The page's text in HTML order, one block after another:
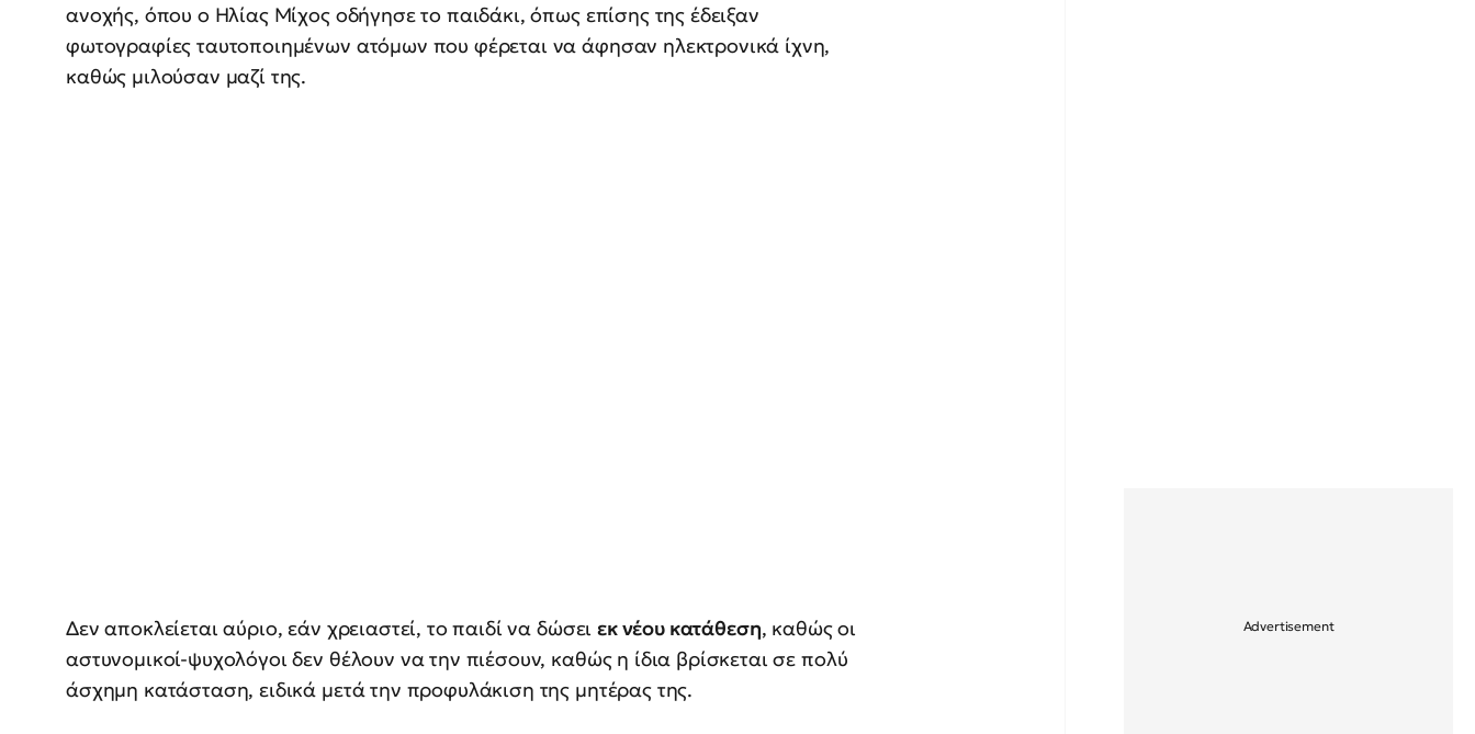
ανοχής, όπου ο Ηλίας Μίχος οδήγησε το παιδάκι, όπως επίσης της έδειξαν
φωτογραφίες ταυτοποιημένων ατόμων που φέρεται να άφησαν ηλεκτρονικά ίχνη,
καθώς μιλούσαν μαζί της.
Δεν αποκλείεται αύριο, εάν χρειαστεί, το παιδί να δώσειεκ νέου κατάθεση, καθώς οι
αστυνομικοί-ψυχολόγοι δεν θέλουν να την πιέσουν, καθώς η ίδια βρίσκεται σε πολύ
άσχημη κατάσταση, ειδικά μετά την προφυλάκιση της μητέρας της.